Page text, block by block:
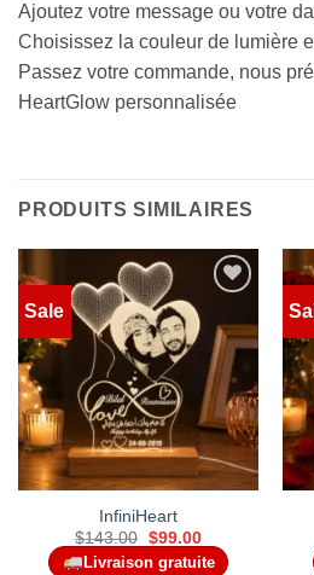
Ajoutez votre message ou votre
Choisissez la couleur de lumière
Passez votre commande, nous
HeartGlow personnalisée
PRODUITS SIMILAIRES
Sale
wishlist
InfiniHeart
$143.00 Original
price
was:
$99.00Current
price
is:
Livraison gratuite